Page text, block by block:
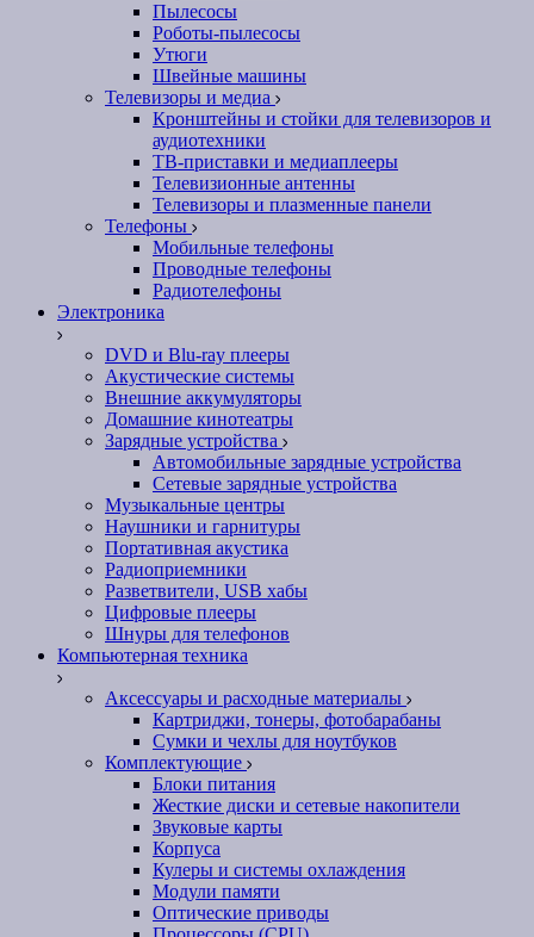
Пылесосы
Роботы-пылесосы
Утюги
Швейные машины
Телевизоры и медиа
Кронштейны и стойки для телевизоров и
аудиотехники
ТВ-приставки и медиаплееры
Телевизионные антенны
Телевизоры и плазменные панели
Телефоны
Мобильные телефоны
Проводные телефоны
Радиотелефоны
Электроника
DVD и Blu-ray плееры
Акустические системы
Внешние аккумуляторы
Домашние кинотеатры
Зарядные устройства
Автомобильные зарядные устройства
Сетевые зарядные устройства
Музыкальные центры
Наушники и гарнитуры
Портативная акустика
Радиоприемники
Разветвители, USB хабы
Цифровые плееры
Шнуры для телефонов
Компьютерная техника
Аксессуары и расходные материалы
Картриджи, тонеры, фотобарабаны
Сумки и чехлы для ноутбуков
Комплектующие
Блоки питания
Жесткие диски и сетевые накопители
Звуковые карты
Корпуса
Кулеры и системы охлаждения
Модули памяти
Оптические приводы